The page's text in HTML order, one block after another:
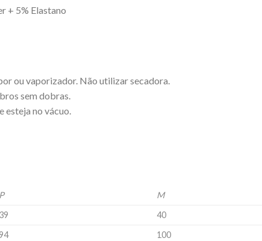
+ 5% Elastano
ou vaporizador. Não utilizar secadora.
sem dobras.
esteja no vácuo.
P M
39 40
94 100